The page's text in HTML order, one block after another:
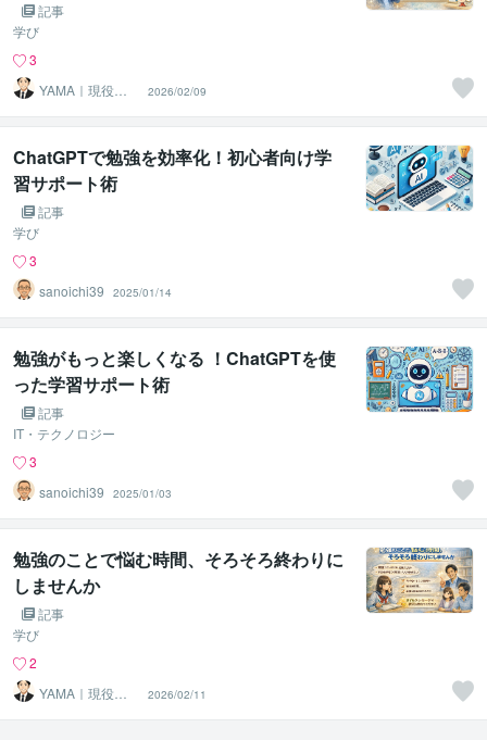
記事
学び
3
YAMA｜現役の
2026/02/09
ChatGPTで勉強を効率化！初心者向け学
習サポート術
記事
学び
3
sanoichi39
2025/01/14
勉強がもっと楽しくなる ！ChatGPTを使
った学習サポート術
記事
IT・テクノロジー
3
sanoichi39
2025/01/03
勉強のことで悩む時間、そろそろ終わりに
しませんか
記事
学び
2
YAMA｜現役の
2026/02/11